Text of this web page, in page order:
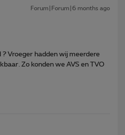
Forum|Forum|6 months ago
? Vroeger hadden wij meerdere
Zo konden we AVS en TVO